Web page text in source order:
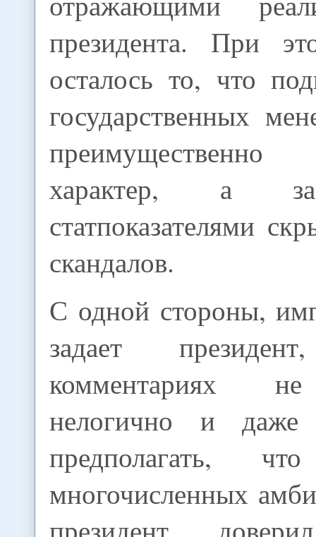
президента. При
осталось то, что
государственных
преимущественно
характер, а
статпоказателями
скандалов.
С одной стороны,
задает
комментариях
нелогично и даже
предполагать,
многочисленных